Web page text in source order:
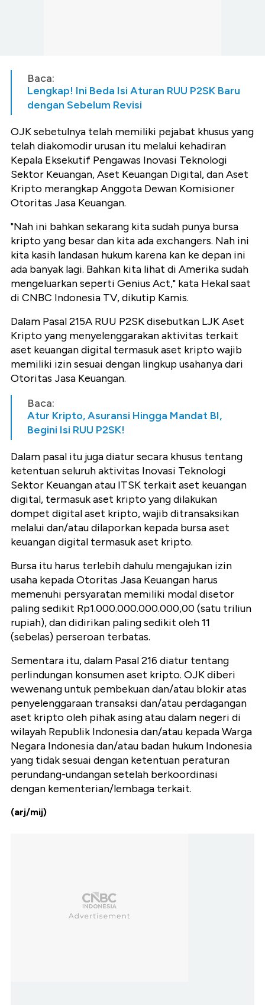
Baca:
Lengkap! Ini Beda Isi Aturan RUU P2SK Baru
dengan Sebelum Revisi
OJK sebetulnya telah memiliki pejabat khusus yang
telah diakomodir urusan itu melalui kehadiran
Kepala Eksekutif Pengawas Inovasi Teknologi
Sektor Keuangan, Aset Keuangan Digital, dan Aset
Kripto merangkap Anggota Dewan Komisioner
Otoritas Jasa Keuangan.
"Nah ini bahkan sekarang kita sudah punya bursa
kripto yang besar dan kita ada exchangers. Nah ini
kita kasih landasan hukum karena kan ke depan ini
ada banyak lagi. Bahkan kita lihat di Amerika sudah
mengeluarkan seperti Genius Act," kata Hekal saat
di CNBC Indonesia TV, dikutip Kamis.
Dalam Pasal 215A RUU P2SK disebutkan LJK Aset
Kripto yang menyelenggarakan aktivitas terkait
aset keuangan digital termasuk aset kripto wajib
memiliki izin sesuai dengan lingkup usahanya dari
Otoritas Jasa Keuangan.
Baca:
Atur Kripto, Asuransi Hingga Mandat BI,
Begini Isi RUU P2SK!
Dalam pasal itu juga diatur secara khusus tentang
ketentuan seluruh aktivitas Inovasi Teknologi
Sektor Keuangan atau ITSK terkait aset keuangan
digital, termasuk aset kripto yang dilakukan
dompet digital aset kripto, wajib ditransaksikan
melalui dan/atau dilaporkan kepada bursa aset
keuangan digital termasuk aset kripto.
Bursa itu harus terlebih dahulu mengajukan izin
usaha kepada Otoritas Jasa Keuangan harus
memenuhi persyaratan memiliki modal disetor
paling sedikit Rp1.000.000.000.000,00 (satu triliun
rupiah), dan didirikan paling sedikit oleh 11
(sebelas) perseroan terbatas.
Sementara itu, dalam Pasal 216 diatur tentang
perlindungan konsumen aset kripto. OJK diberi
wewenang untuk pembekuan dan/atau blokir atas
penyelenggaraan transaksi dan/atau perdagangan
aset kripto oleh pihak asing atau dalam negeri di
wilayah Republik Indonesia dan/atau kepada Warga
Negara Indonesia dan/atau badan hukum Indonesia
yang tidak sesuai dengan ketentuan peraturan
perundang-undangan setelah berkoordinasi
dengan kementerian/lembaga terkait.
(arj/mij)